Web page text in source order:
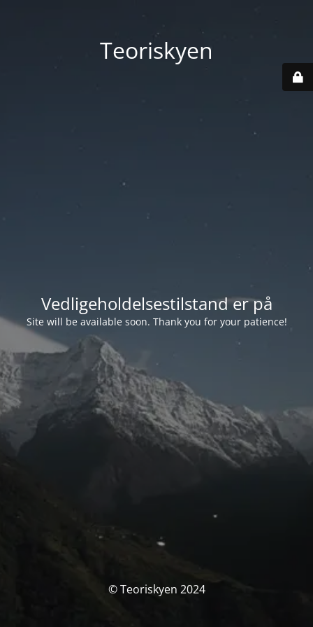
Teoriskyen
Vedligeholdelsestilstand er på
Site will be available soon. Thank you for your patience!
© Teoriskyen 2024